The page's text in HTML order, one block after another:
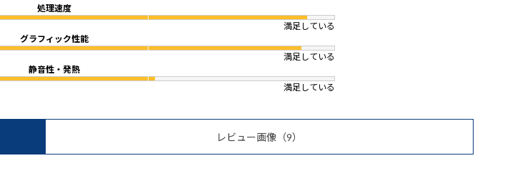
処理速度
満足している
グラフィック性能
満足している
静音性・発熱
満足している
レビュー画像 （9）